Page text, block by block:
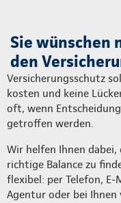
Sie wünschen
den
Versicherungsschutz
kosten und keine
oft, wenn
getroffen werden.
Wir helfen Ihnen
richtige Balance zu
flexibel: per Telefon,
Agentur oder bei Ihnen